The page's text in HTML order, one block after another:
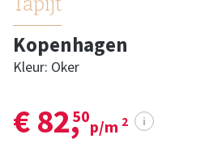
Kopenhagen
Kleur: Oker
€ 82,
50
p/m 2 i